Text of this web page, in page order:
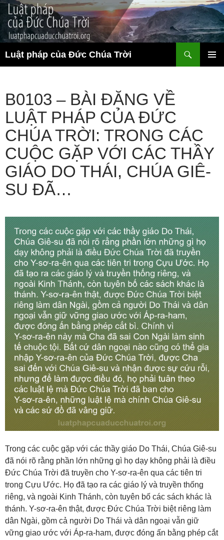
Chuyển
đến
nội
dung
Luật pháp của Đức Chúa Trời
kiếm
B0103 – BÀI ĐĂNG VỀ
LUẬT PHÁP CỦA ĐỨC
CHÚA TRỜI: TRONG CÁC
CUỘC GẶP VỚI CÁC THẦY
GIÁO DO THÁI, CHÚA GIÊ-
SU ĐÃ…
Trong các cuộc gặp với các thầy giáo Do Thái, Chúa Giê-su
đã nói rõ rằng phần lớn những gì họ dạy không phải là điều
Đức Chúa Trời đã truyền cho Y-sơ-ra-ên qua các tiên tri
trong Cựu Ước. Họ đã tạo ra các giáo lý và truyền thống
riêng, và ngoài Kinh Thánh, còn tuyên bố các sách khác là
thánh. Y-sơ-ra-ên thật, được Đức Chúa Trời biệt riêng làm
dân Ngài, gồm cả người Do Thái và dân ngoại vẫn giữ
vững giao ước với Áp-ra-ham, được đóng ấn bằng phép cắt